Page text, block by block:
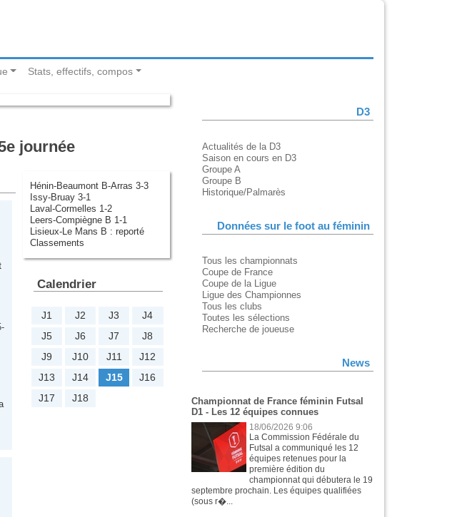
Stats, effectifs, compos
journée
Hénin-Beaumont B-Arras 3-3
Issy-Bruay 3-1
Laval-Cormelles 1-2
Leers-Compiègne B 1-1
Lisieux-Le Mans B : reporté
Classements
Calendrier
J1 J2 J3
J4
J5
J6 J7
J8
J9
J10 J11
J12
J13
J14 J15
J16
J17
J18
D3
Actualités de la D3
Saison en cours en D3
Groupe A
Groupe B
Historique/Palmarès
Données sur le foot au féminin
Tous les championnats
Coupe de France
Coupe de la Ligue
Ligue des Championnes
Tous les clubs
Toutes les sélections
Recherche de joueuse
News
Championnat de France féminin Futsal
D1 - Les 12 équipes connues
18/06/2026 9:06
La Commission Fédérale du
Futsal a communiqué les 12
équipes retenues pour la
première édition du
championnat qui débutera le 19
septembre prochain. Les équipes qualifiées
(sous r�...